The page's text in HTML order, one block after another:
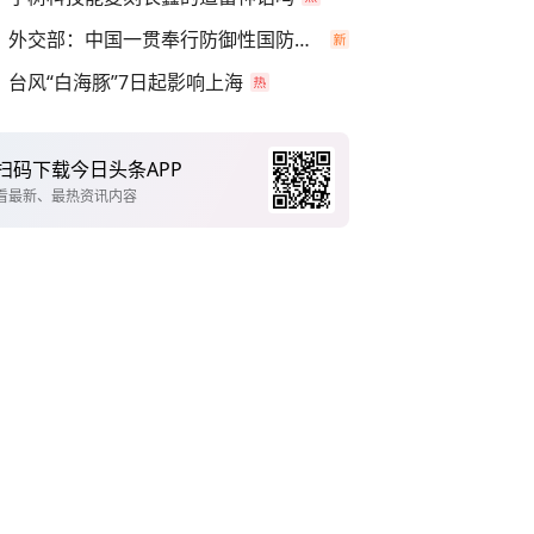
外交部：中国一贯奉行防御性国防政策
台风“白海豚”7日起影响上海
码下载今日头条APP
最新、最热资讯内容